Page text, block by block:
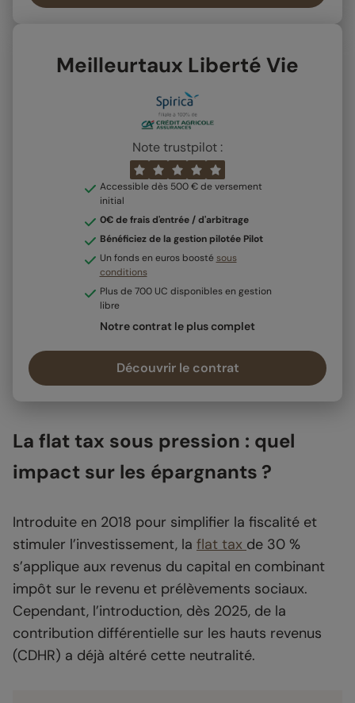
Meilleurtaux Liberté Vie
Note trustpilot :
Accessible dès 500 € de versement
initial
0€ de frais d'entrée / d'arbitrage
Bénéficiez de la gestion pilotée Pilot
Un fonds en euros boostésous
conditions
Plus de 700 UC disponibles en gestion
libre
Notre contrat le plus complet
Découvrir le contrat
La flat tax sous pression : quel
impact sur les épargnants ?
Introduite en 2018 pour simplifier la fiscalité et
stimuler l’investissement, la flat tax de 30 %
s’applique aux revenus du capital en combinant
impôt sur le revenu et prélèvements sociaux.
Cependant, l’introduction, dès 2025, de la
contribution différentielle sur les hauts revenus
(CDHR) a déjà altéré cette neutralité.